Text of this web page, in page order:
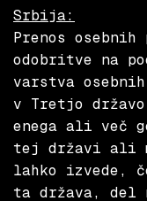
Srbija:
Prenos osebnih
odobritve na
varstva
v Tretjo
enega ali več
tej državi ali
lahko izvede,
ta država, del